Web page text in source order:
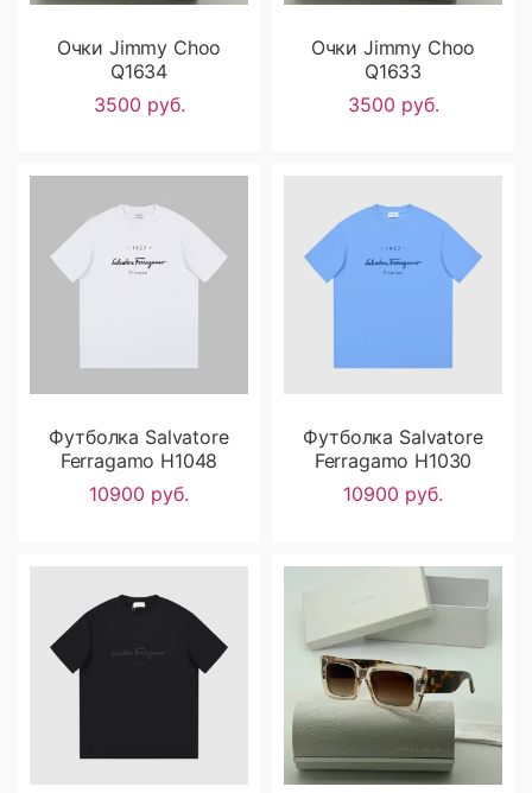
Очки Jimmy Choo
Q1634
3500 руб.
Очки Jimmy Choo
Q1633
3500 руб.
Футболка Salvatore
Ferragamo H1048
10900 руб.
Футболка Salvatore
Ferragamo H1030
10900 руб.